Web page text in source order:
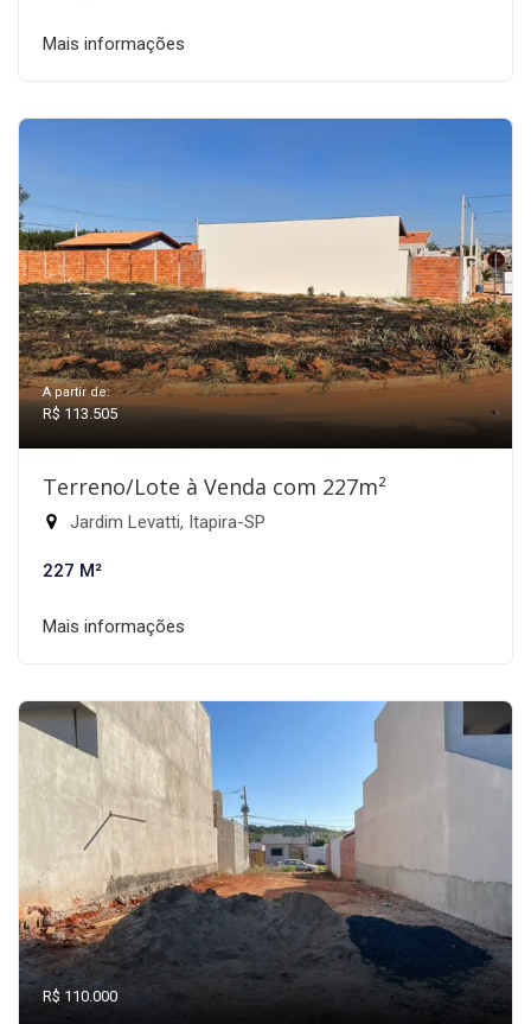
Mais informações
A partir de:
R$ 113.505
Terreno/Lote à Venda com 227m²
Jardim Levatti, Itapira-SP
227 M²
Mais informações
R$ 110.000